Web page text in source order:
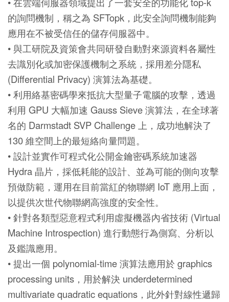
的詢問機制，稱之為 SFTopk，此安全詢問機制能夠
應用在不被受信任的儲存伺服器中。
• 與工研院及資策會共同研發自動對來源資料各屬性
去識別化或加密保護機制之系統，採用差分隱私
(Differential Privacy) 演算法為基礎。
• 利用絡基密碼學來抵抗大型量子電腦的攻擊，透過
利用 GPU 大幅加速 Gauss Sieve 演算法，在全球著
名的 Darmstadt SVP Challenge 上，成功地解決了
130 維空間上的最短絡向量問題。
• 設計並實作可程式化公開金鑰密碼系統加速器
Hydra 晶片，採低耗能的設計、並為可能的側向攻擊
預做防範，運用在目前當紅的物聯網 IoT 應用上面，
以提供次世代物聯網高強度的安全性。
• 針對各類型惡意程式利用虛擬機器內省技術 (Virtual
Machine Introspection) 進行動態行為側寫、分析以
及鑑識應用。
• 提出一個 polynomial-time 演算法應用於 graphics
processing units，用於解決 underdetermined
multivariate quadratic equations，此外針對線性遞歸